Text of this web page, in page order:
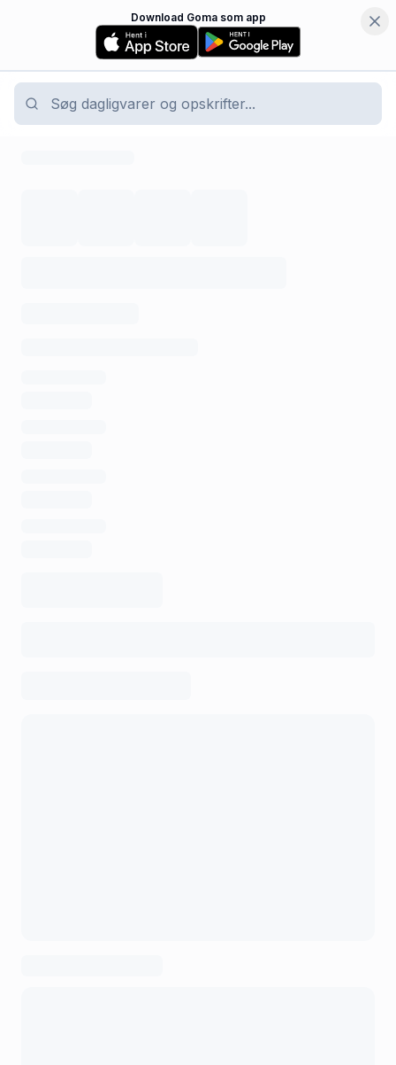
Download Goma som app